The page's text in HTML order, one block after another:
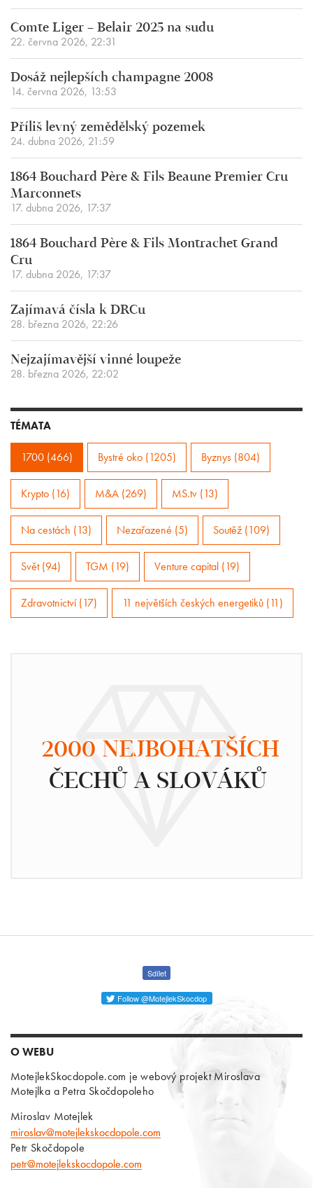
Comte Liger – Belair 2025 na sudu
22. června 2026, 22:31
Dosáž nejlepších champagne 2008
14. června 2026, 13:53
Příliš levný zemědělský pozemek
24. dubna 2026, 21:59
1864 Bouchard Père & Fils Beaune Premier Cru
Marconnets
17. dubna 2026, 17:37
1864 Bouchard Père & Fils Montrachet Grand
Cru
17. dubna 2026, 17:37
Zajímavá čísla k DRCu
28. března 2026, 22:26
Nejzajímavější vinné loupeže
28. března 2026, 22:02
TÉMATA
1700 (466) Bystré oko (1205) Byznys (804)
Krypto (16) M&A (269) MS.tv (13)
Na cestách (13) Nezařazené (5) Soutěž (109)
Svět (94) TGM (19) Venture capital (19)
Zdravotnictví (17) 11 největších českých energetiků (11)
2000 NEJBOHATŠÍCH
ČECHŮ A SLOVÁKŮ
Sdílet
Follow @MotejlekSkocdop
O WEBU
MotejlekSkocdopole.com je webový projekt Miroslava
Motejlka a Petra Skočdopoleho
Miroslav Motejlek
miroslav@motejlekskocdopole.com
Petr Skočdopole
petr@motejlekskocdopole.com